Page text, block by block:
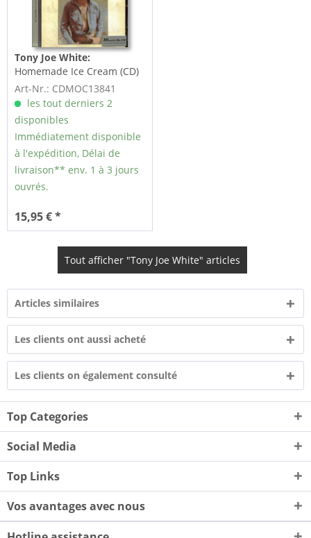
Tony Joe White:
Homemade Ice Cream (CD)
Art-Nr.: CDMOC13841
les tout derniers 2
disponibles
Immédiatement disponible
à l'expédition, Délai de
livraison** env. 1 à 3 jours
ouvrés.
15,95 € *
Tout afficher "Tony Joe White" articles
Articles similaires
Les clients ont aussi acheté
Les clients on également consulté
Top Categories
Social Media
Top Links
Vos avantages avec nous